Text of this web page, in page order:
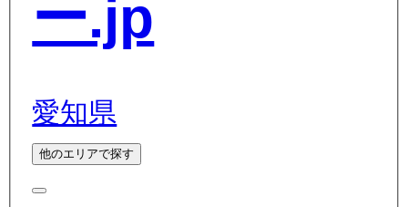
愛知県
他のエリアで探す